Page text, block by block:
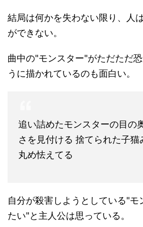
結局は何かを失わない限り、人
ができない。
曲中の"モンスター"がただただ
うに描かれているのも面白い。
追い詰めたモンスターの目の
さを見付ける 捨てられた子猫
丸め怯えてる
自分が殺害しようとしている"モ
たい"と主人公は思っている。